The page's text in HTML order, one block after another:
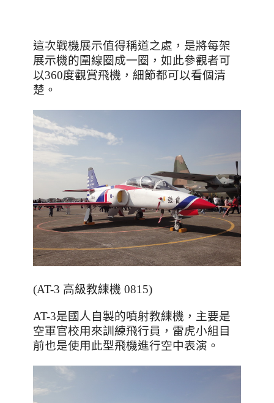
這次戰機展示值得稱道之處 ，是將每架
展示機的圍線圈成一圈 ，如此參觀者可
以360度觀賞飛機 ，細節都可以看個清
楚。
(AT-3 高級教練機 0815)
AT-3是國人自製的噴射教練機 ，主要是
空軍官校用來訓練飛行員，雷虎小組目
前也是使用此型飛機進行空中表演。